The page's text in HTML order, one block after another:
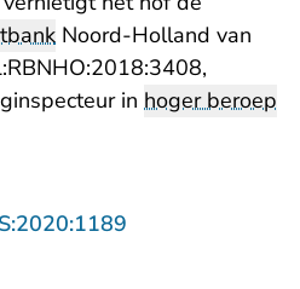
Noord-Holland van
- U
,
in hoger beroep